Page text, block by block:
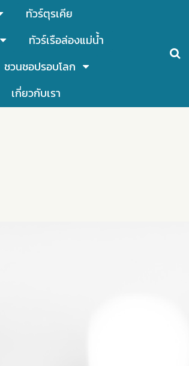
ทัวร์ตุรเคีย
ทัวร์เรือล่องแม่น้ำ
ชวนชอปรอบโลก
เกี่ยวกับเรา